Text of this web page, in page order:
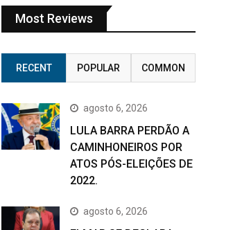
Most Reviews
RECENT POPULAR COMMON
agosto 6, 2026
LULA BARRA PERDÃO A
CAMINHONEIROS POR
ATOS PÓS-ELEIÇÕES DE
2022.
agosto 6, 2026